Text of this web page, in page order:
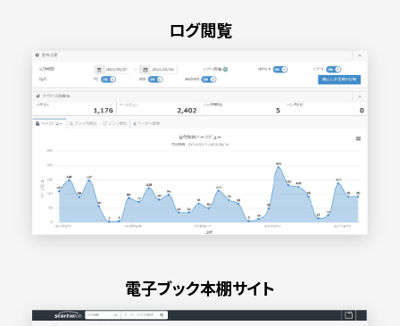
ログ閲覧
電子ブック本棚サイト